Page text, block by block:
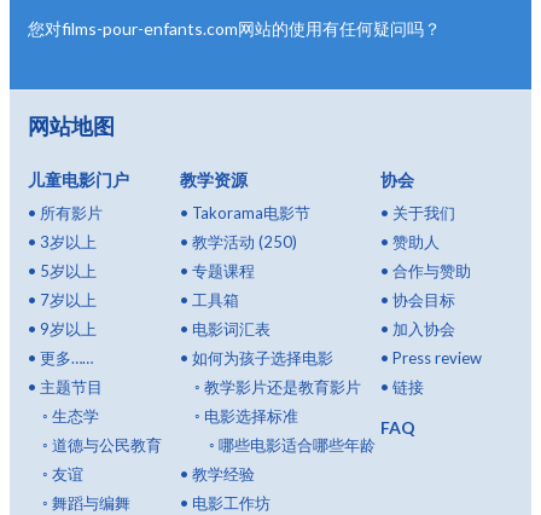
您对films-pour-enfants.com网站的使用有任何疑问吗？
网站地图
儿童电影门户
• 所有影片
• 3岁以上
• 5岁以上
• 7岁以上
• 9岁以上
• 更多……
• 主题节目
◦ 生态学
◦ 道德与公民教育
◦ 友谊
◦ 舞蹈与编舞
教学资源
• Takorama电影节
• 教学活动 (250)
• 专题课程
• 工具箱
• 电影词汇表
• 如何为孩子选择电影
◦ 教学影片还是教育影片
◦ 电影选择标准
◦ 哪些电影适合哪些年龄
• 教学经验
• 电影工作坊
协会
• 关于我们
•赞助人
•合作与赞助
•协会目标
• 加入协会
•Press review
•链接
FAQ